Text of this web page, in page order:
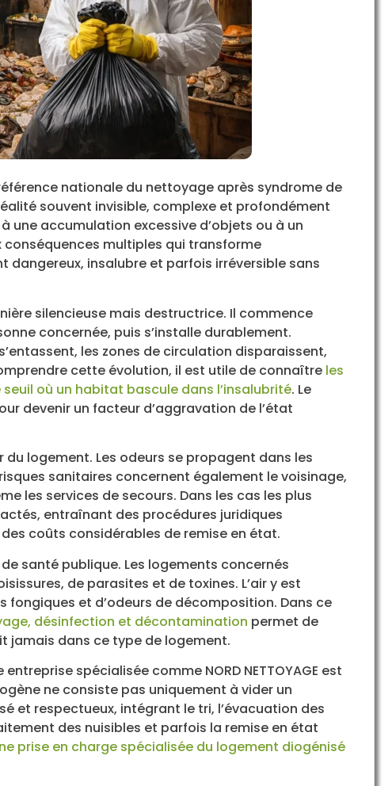
référence nationale du nettoyage après syndrome de
souvent invisible, complexe et profondément
une accumulation excessive d’objets ou à un
conséquences multiples qui transforme
dangereux, insalubre et parfois irréversible sans
silencieuse mais destructrice. Il commence
concernée, puis s’installe durablement.
les zones de circulation disparaissent,
cette évolution, il est utile de connaître les
seuil où un habitat bascule dans l’insalubrité. Le
devenir un facteur d’aggravation de l’état
logement. Les odeurs se propagent dans les
sanitaires concernent également le voisinage,
les services de secours. Dans les cas les plus
entraînant des procédures juridiques
coûts considérables de remise en état.
santé publique. Les logements concernés
de parasites et de toxines. L’air y est
fongiques et d’odeurs de décomposition. Dans ce
désinfection et décontamination permet de
jamais dans ce type de logement.
spécialisée comme NORD NETTOYAGE est
ne consiste pas uniquement à vider un
et respectueux, intégrant le tri, l’évacuation des
des nuisibles et parfois la remise en état
prise en charge spécialisée du logement diogénisé